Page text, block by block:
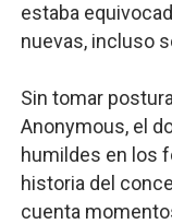
estaba
nuevas, incluso
Sin tomar
Anonymous, el
humildes en los
historia del
cuenta